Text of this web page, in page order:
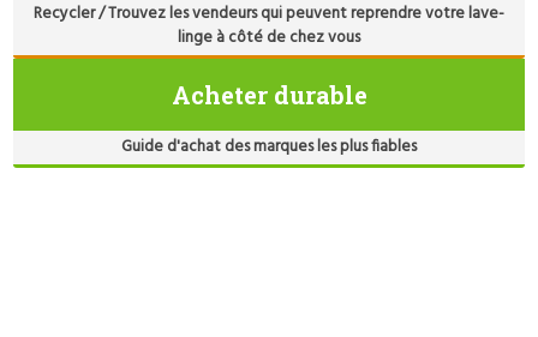
Recycler / Trouvez les vendeurs qui peuvent reprendre votre lave-
linge à côté de chez vous
Acheter durable
Guide d'achat des marques les plus fiables